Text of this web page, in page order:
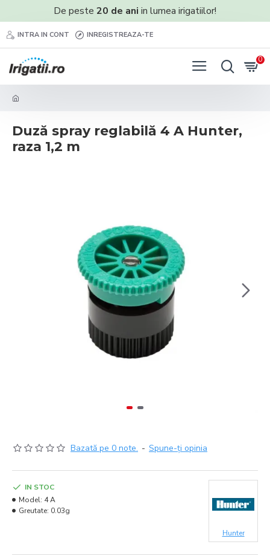
De peste 20 de ani in lumea irigatiilor!
INTRA IN CONT INREGISTREAZA-TE
0
Duză spray reglabilă 4 A Hunter,
raza 1,2 m
Bazată pe 0 note. - Spune-ţi opinia
IN STOC
Model: 4 A
Greutate: 0.03g
Hunter